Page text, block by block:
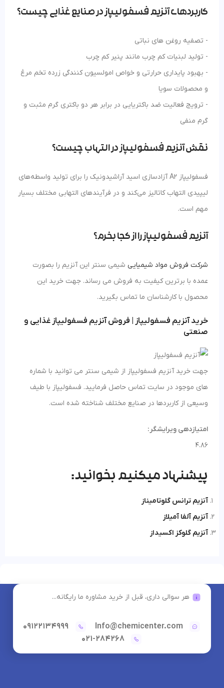
کاربردهای آنزیم فسفولیپاز در صنایع غذایی چیست؟
- تصفیه روغن های نباتی
- تولید لبنیات کم چرب مانند پنیر کم چرب
- بهبود پایداری حرارتی و خواص امولسیون کنندگی زرده تخم مرغ
و محصولات سویا
- ترویج فعالیت ضد باکتریایی در برابر هر دو باکتری گرم مثبت و
گرم منفی
نقش آنزیم فسفولیپاز در التهاب چیست؟
فسفولیپاز A2 آزادسازی اسید آراشیدونیک را برای تولید واسطه‌های
لیپیدی التهاب کاتالیز می‌کند و در فرآیندهای التهابی مختلف بسیار
مهم است.
آنزیم فسفولیپاز را از کجا بخرم؟
شرکت فروش مواد شیمیایی شیمی سنتر این آنزیم را بصورت
عمده با برترین کیفیت به فروش می رساند. جهت خرید این
محصول با کارشناسان ما تماس بگیرید.
خرید آنزیم فسفولیپاز | فروش آنزیم فسفولیپاز غذایی و
صنعتی
جهت خرید آنزیم فسفولیپاز از شیمی سنتر می توانید با شماره
های موجود در سایت تماس حاصل فرمایید. فسفولیپاز با طیف
وسیعی از کاربردها در صنایع مختلف شناخته شده است.
امتیازدهی ویرایشگر:
4.86
پیشنهاد میکنیم بخوانید:
آنزیم ترانس گلوتامیناز
آنزیم آلفا آمیلاز
آنزیم گلوکز اکسیداز
هر سوالی داری، قبل از خرید مشاوره ما رایگانه...
Info@chemicenter.com
09122134999
021-284268